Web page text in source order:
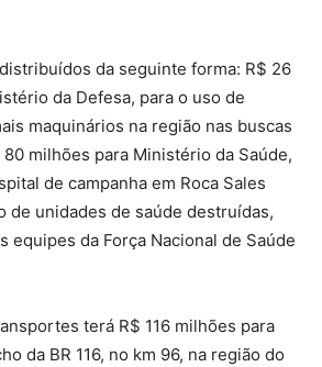
da seguinte forma: R$ 26
da Defesa, para o uso de
maquinários na região nas buscas
milhões para Ministério da Saúde,
de campanha em Roca Sales
de unidades de saúde destruídas,
equipes da Força Nacional de Saúde
terá R$ 116 milhões para
da BR 116, no km 96, na região do